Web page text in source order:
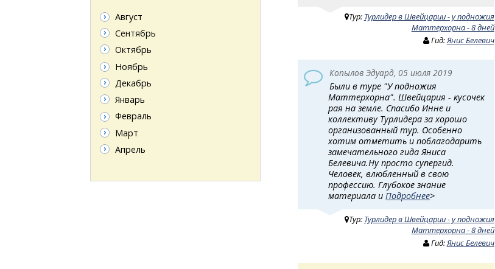
Тур: Турлидер в Швейцарии - у подножия
Маттерхорна - 8 дней
Гид:Янис Белевич
Копылов Эдуард, 05 июля 2019
Были в туре "У подножия
Маттерхорна". Швейцария - кусочек
рая на земле. Спасибо Инне и
коллективу Турлидера за хорошо
организованный тур. Особенно
хотим отметить и поблагодарить
замечательного гида Яниса
Белевича.Ну просто супергид.
Человек, влюбленный в свою
профессию. Глубокое знание
материала иПодробнее>
Тур: Турлидер в Швейцарии - у подножия
Маттерхорна - 8 дней
Гид:Янис Белевич
Август
Сентябрь
Октябрь
Ноябрь
Декабрь
Январь
Февраль
Март
Апрель